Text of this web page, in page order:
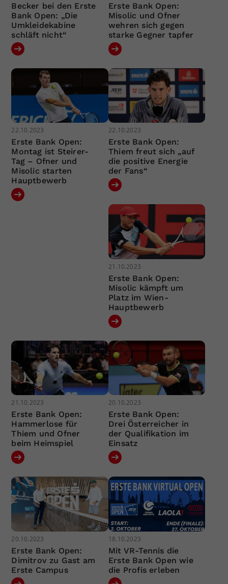
Becker bei den Erste
Bank Open: „Die
Umkleidekabine
schläft nicht“
Erste Bank Open:
Misolic und Ofner
wehren sich gegen
starke Gegner tapfer
22.10.2023
Erste Bank Open:
Montag ist Steirer-
Tag – Ofner und
Misolic starten
Hauptbewerb
22.10.2023
Erste Bank Open:
Thiem freut sich „auf
die positive Energie
der Fans“
21.10.2023
Erste Bank Open:
Misolic kämpft um
Platz im Wien-
Hauptbewerb
21.10.2023
Erste Bank Open:
Hammerlose für
Thiem und Ofner
beim Heimspiel
20.10.2023
Erste Bank Open:
Drei Österreicher in
der Qualifikation im
Einsatz
20.10.2023
Erste Bank Open:
Dimitrov zu Gast am
Erste Campus
18.10.2023
Mit VR-Tennis die
Erste Bank Open wie
die Profis erleben